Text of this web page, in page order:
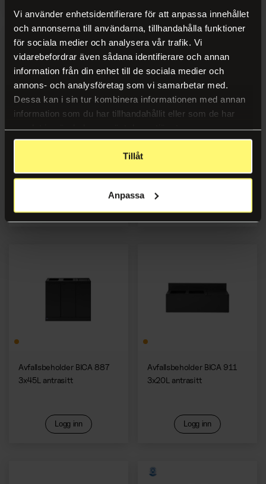
Vi använder enhetsidentifierare för att anpassa innehållet
och annonserna till användarna, tillhandahålla funktioner
för sociala medier och analysera vår trafik. Vi
vidarebefordrar även sådana identifierare och annan
information från din enhet till de sociala medier och
annons- och analysföretag som vi samarbetar med.
Dessa kan i sin tur kombinera informationen med annan
information som du har tillhandahållit eller som de har
samlat in när du har använt deras tjänster.
Tillåt
Anpassa
Avfallsbeholder BICA 887
3x45L antrasitt
Logg inn
Avfallsbeholder BICA 911
3x20L antrasitt
Logg inn